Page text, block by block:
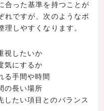
合った基準を持つことが
れですが、次のようなポ
しやすくなります。
視したいか
気にするか
る手間や時間
の長い場所
たい項目とのバランス